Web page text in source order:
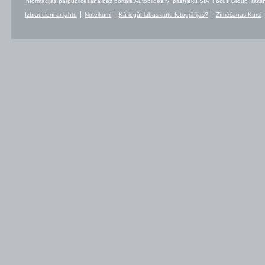
Izbraucieni ar jahtu Noteikumi Kā iegūt labas auto fotogrāfijas? Zīmēšanas Kursi